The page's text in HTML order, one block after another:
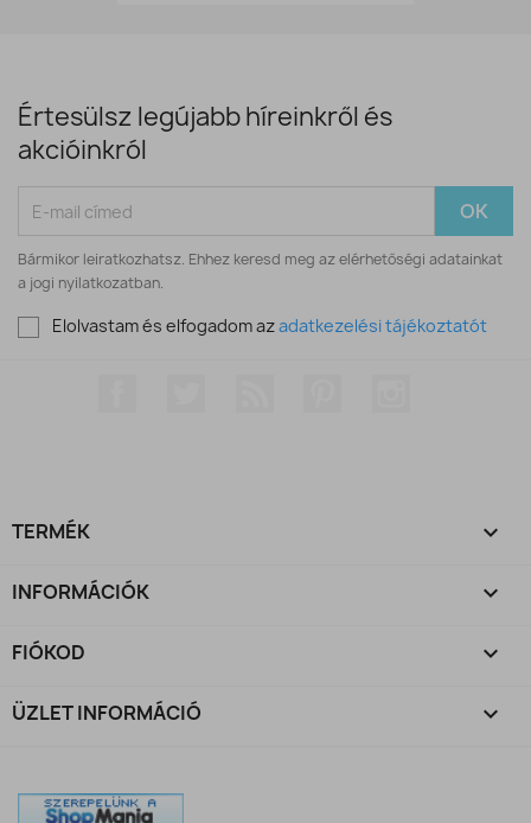
Értesülsz legújabb híreinkről és
akcióinkról
Bármikor leiratkozhatsz. Ehhez keresd meg az elérhetőségi adatainkat
a jogi nyilatkozatban.
Elolvastam és elfogadom azadatkezelési tájékoztatót
TERMÉK 
INFORMÁCIÓK 
FIÓKOD 
ÜZLET INFORMÁCIÓ keyboard_arrow_down